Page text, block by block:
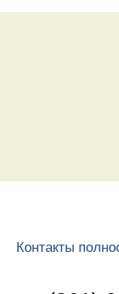
Контакты